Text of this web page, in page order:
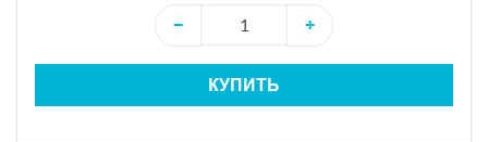
−
+
КУПИТЬ